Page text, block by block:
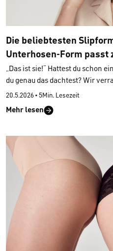
Die beliebtesten
Unterhosen-Form passt
„Das ist sie!“ Hattest du schon
du genau das dachtest? Wir
sich die verschiedenen
unterscheiden
und eine schönere Silhouette
Körperempfinden und zu
20.5.2026 • 5Min. Lesezeit
Mehr lesen